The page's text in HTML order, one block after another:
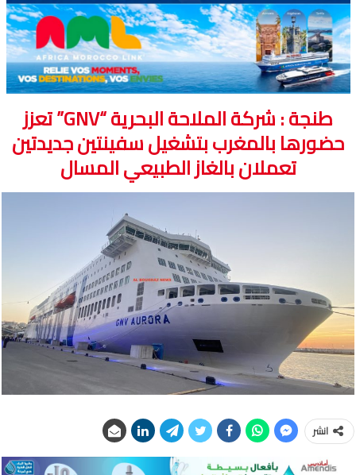
طنجة : شركة الملاحة البحرية “GNV” تعزز
حضورها بالمغرب بتشغيل سفينتين جديدتين
تعملان بالغاز الطبيعي المسال
انشر